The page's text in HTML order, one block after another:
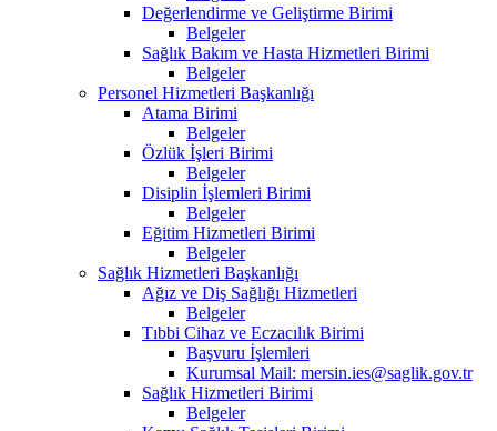
Değerlendirme ve Geliştirme Birimi
Belgeler
Sağlık Bakım ve Hasta Hizmetleri Birimi
Belgeler
Personel Hizmetleri Başkanlığı
Atama Birimi
Belgeler
Özlük İşleri Birimi
Belgeler
Disiplin İşlemleri Birimi
Belgeler
Eğitim Hizmetleri Birimi
Belgeler
Sağlık Hizmetleri Başkanlığı
Ağız ve Diş Sağlığı Hizmetleri
Belgeler
Tıbbi Cihaz ve Eczacılık Birimi
Başvuru İşlemleri
Kurumsal Mail: mersin.ies@saglik.gov.tr
Sağlık Hizmetleri Birimi
Belgeler